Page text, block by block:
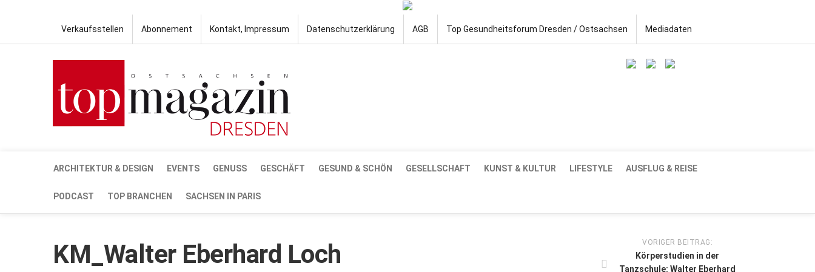
Verkaufsstellen Abonnement Kontakt, Impressum Datenschutzerklärung AGB Top Gesundheitsforum Dresden / Ostsachsen Mediadaten
ARCHITEKTUR & DESIGN EVENTS GENUSS GESCHÄFT GESUND & SCHÖN GESELLSCHAFT KUNST & KULTUR LIFESTYLE AUSFLUG & REISE
PODCAST TOP BRANCHEN SACHSEN IN PARIS
KM_Walter Eberhard Loch VORIGER BEITRAG:
Körperstudien in der
Tanzschule: Walter Eberhard